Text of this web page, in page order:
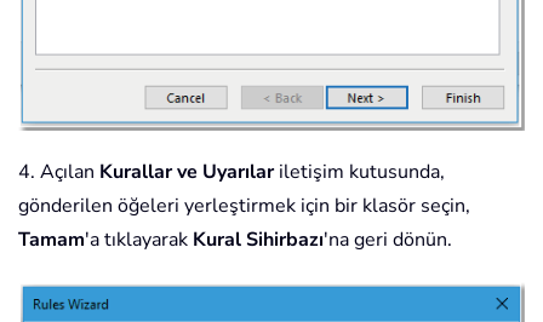
4. Açılan Kurallar ve Uyarılariletişim kutusunda,
gönderilen öğeleri yerleştirmek için bir klasör seçin,
Tamam'a tıklayarak Kural Sihirbazı'na geri dönün.